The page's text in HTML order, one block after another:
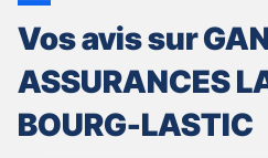
Vos avis sur
ASSURANCES
BOURG-LASTIC